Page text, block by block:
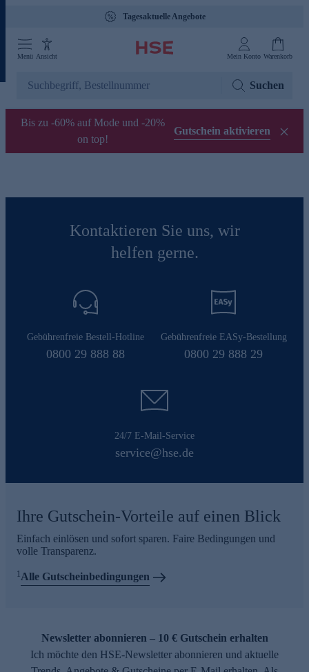
Tagesaktuelle Angebote
Menü Ansicht Mein Konto Warenkorb
Suchen
Bis zu -60% auf Mode und -20%
on top!
Gutschein aktivieren
Kontaktieren Sie uns, wir
helfen gerne.
Gebührenfreie Bestell-Hotline
0800 29 888 88
Gebührenfreie EASy-Bestellung
0800 29 888 29
24/7 E-Mail-Service
service@hse.de
Ihre Gutschein-Vorteile auf einen Blick
Einfach einlösen und sofort sparen. Faire Bedingungen und
volle Transparenz.
1Alle Gutscheinbedingungen
Newsletter abonnieren – 10 € Gutschein erhalten
Ich möchte den HSE-Newsletter abonnieren und aktuelle